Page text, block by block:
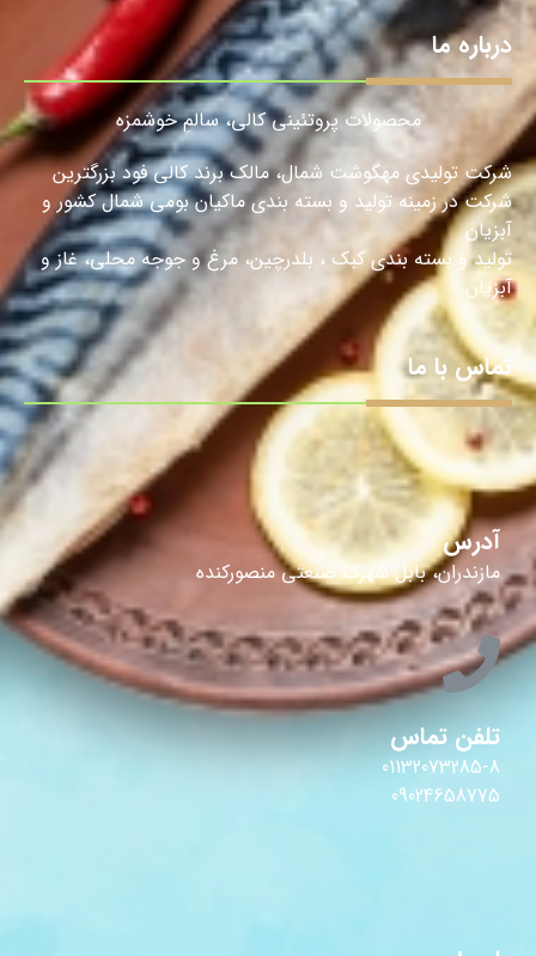
درباره ما
محصولات پروتئینی کالی، سالمِ خوشمزه
شرکت تولیدی مهگوشت شمال، مالک برند کالی فود بزرگترین
شرکت در زمینه تولید و بسته بندی ماکیان بومی شمال کشور و
آبزیان
تولید و بسته بندی کبک ، بلدرچین، مرغ و جوجه محلی، غاز و
آبزیان.
تماس با ما
آدرس
مازندران، بابل شهرک صنعتی منصورکنده
تلفن تماس
01132073285-8
09024658775